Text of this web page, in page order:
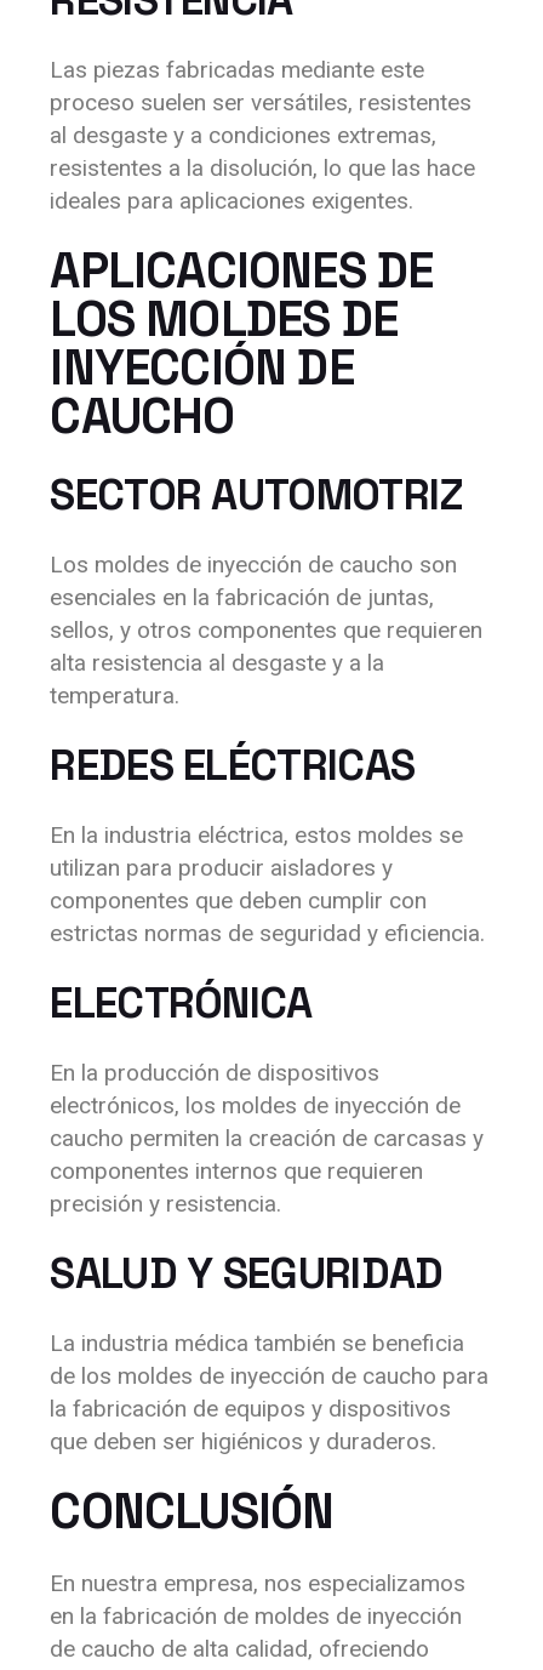
Las piezas fabricadas mediante este
proceso suelen ser versátiles, resistentes
al desgaste y a condiciones extremas,
resistentes a la disolución, lo que las hace
ideales para aplicaciones exigentes.
APLICACIONES DE
LOS MOLDES DE
INYECCIÓN DE
CAUCHO
SECTOR AUTOMOTRIZ
Los moldes de inyección de caucho son
esenciales en la fabricación de juntas,
sellos, y otros componentes que requieren
alta resistencia al desgaste y a la
temperatura.
REDES ELÉCTRICAS
En la industria eléctrica, estos moldes se
utilizan para producir aisladores y
componentes que deben cumplir con
estrictas normas de seguridad y eficiencia.
ELECTRÓNICA
En la producción de dispositivos
electrónicos, los moldes de inyección de
caucho permiten la creación de carcasas y
componentes internos que requieren
precisión y resistencia.
SALUD Y SEGURIDAD
La industria médica también se beneficia
de los moldes de inyección de caucho para
la fabricación de equipos y dispositivos
que deben ser higiénicos y duraderos.
CONCLUSIÓN
En nuestra empresa, nos especializamos
en la fabricación de moldes de inyección
de caucho de alta calidad, ofreciendo